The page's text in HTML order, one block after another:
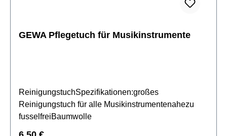
GEWA Pflegetuch für Musikinstrumente
ReinigungstuchSpezifikationen:großes
Reinigungstuch für alle Musikinstrumentenahezu
fusselfreiBaumwolle
Regulärer Preis: